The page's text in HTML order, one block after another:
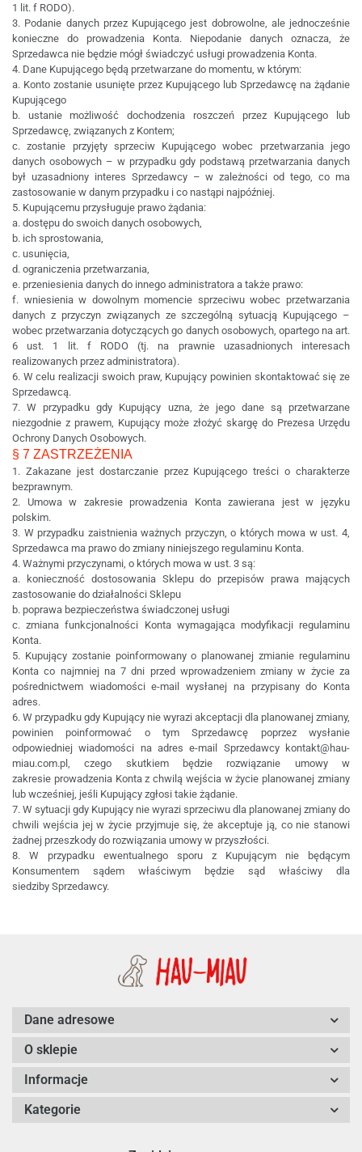
1 lit. f RODO).
3. Podanie danych przez Kupującego jest dobrowolne, ale jednocześnie
konieczne do prowadzenia Konta. Niepodanie danych oznacza, że
Sprzedawca nie będzie mógł świadczyć usługi prowadzenia Konta.
4. Dane Kupującego będą przetwarzane do momentu, w którym:
a. Konto zostanie usunięte przez Kupującego lub Sprzedawcę na żądanie
Kupującego
b. ustanie możliwość dochodzenia roszczeń przez Kupującego lub
Sprzedawcę, związanych z Kontem;
c. zostanie przyjęty sprzeciw Kupującego wobec przetwarzania jego
danych osobowych – w przypadku gdy podstawą przetwarzania danych
był uzasadniony interes Sprzedawcy – w zależności od tego, co ma
zastosowanie w danym przypadku i co nastąpi najpóźniej.
5. Kupującemu przysługuje prawo żądania:
a. dostępu do swoich danych osobowych,
b. ich sprostowania,
c. usunięcia,
d. ograniczenia przetwarzania,
e. przeniesienia danych do innego administratora a także prawo:
f. wniesienia w dowolnym momencie sprzeciwu wobec przetwarzania
danych z przyczyn związanych ze szczególną sytuacją Kupującego –
wobec przetwarzania dotyczących go danych osobowych, opartego na art.
6 ust. 1 lit. f RODO (tj. na prawnie uzasadnionych interesach
realizowanych przez administratora).
6. W celu realizacji swoich praw, Kupujący powinien skontaktować się ze
Sprzedawcą.
7. W przypadku gdy Kupujący uzna, że jego dane są przetwarzane
niezgodnie z prawem, Kupujący może złożyć skargę do Prezesa Urzędu
Ochrony Danych Osobowych.
§ 7 ZASTRZEŻENIA
1. Zakazane jest dostarczanie przez Kupującego treści o charakterze
bezprawnym.
2. Umowa w zakresie prowadzenia Konta zawierana jest w języku
polskim.
3. W przypadku zaistnienia ważnych przyczyn, o których mowa w ust. 4,
Sprzedawca ma prawo do zmiany niniejszego regulaminu Konta.
4. Ważnymi przyczynami, o których mowa w ust. 3 są:
a. konieczność dostosowania Sklepu do przepisów prawa mających
zastosowanie do działalności Sklepu
b. poprawa bezpieczeństwa świadczonej usługi
c. zmiana funkcjonalności Konta wymagająca modyfikacji regulaminu
Konta.
5. Kupujący zostanie poinformowany o planowanej zmianie regulaminu
Konta co najmniej na 7 dni przed wprowadzeniem zmiany w życie za
pośrednictwem wiadomości e-mail wysłanej na przypisany do Konta
adres.
6. W przypadku gdy Kupujący nie wyrazi akceptacji dla planowanej zmiany,
powinien poinformować o tym Sprzedawcę poprzez wysłanie
odpowiedniej wiadomości na adres e-mail Sprzedawcy kontakt@hau-
miau.com.pl, czego skutkiem będzie rozwiązanie umowy w
zakresie prowadzenia Konta z chwilą wejścia w życie planowanej zmiany
lub wcześniej, jeśli Kupujący zgłosi takie żądanie.
7. W sytuacji gdy Kupujący nie wyrazi sprzeciwu dla planowanej zmiany do
chwili wejścia jej w życie przyjmuje się, że akceptuje ją, co nie stanowi
żadnej przeszkody do rozwiązania umowy w przyszłości.
8. W przypadku ewentualnego sporu z Kupującym nie będącym
Konsumentem sądem właściwym będzie sąd właściwy dla
siedziby Sprzedawcy.
Dane adresowe
O sklepie
Informacje
Kategorie